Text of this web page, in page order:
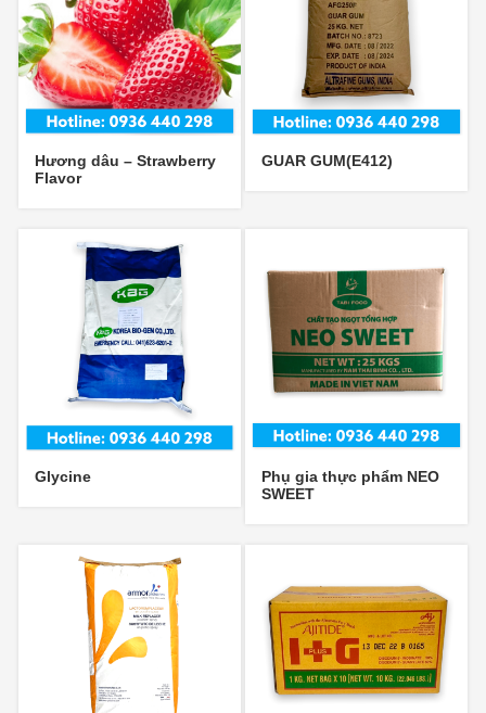
Hương dâu – Strawberry
Flavor
GUAR GUM(E412)
Glycine
Phụ gia thực phẩm NEO
SWEET